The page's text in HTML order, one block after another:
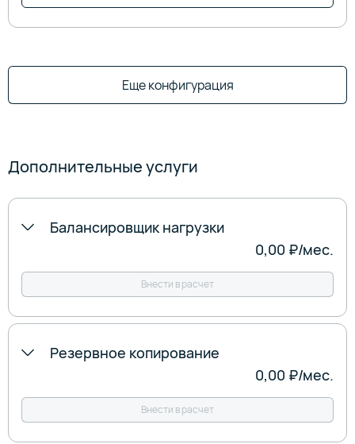
Еще конфигурация
Дополнительные услуги
Балансировщик нагрузки
0,00 ₽/‍мес.
Внести в расчет
Резервное копирование
0,00 ₽/‍мес.
Внести в расчет